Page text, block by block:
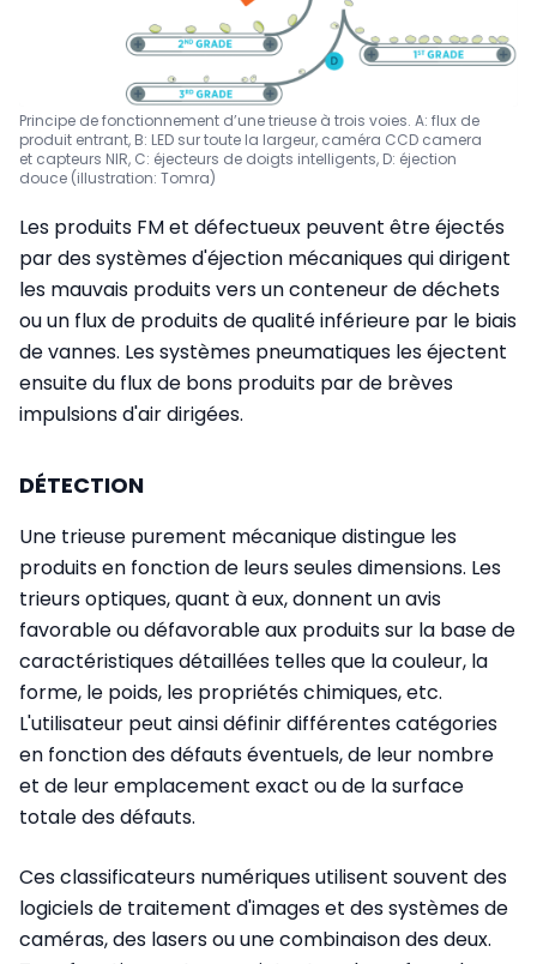
Principe de fonctionnement d’une trieuse à trois voies. A: flux de
produit entrant, B: LED sur toute la largeur, caméra CCD camera
et capteurs NIR, C: éjecteurs de doigts intelligents, D: éjection
douce (illustration: Tomra)
Les produits FM et défectueux peuvent être éjectés
par des systèmes d'éjection mécaniques qui dirigent
les mauvais produits vers un conteneur de déchets
ou un flux de produits de qualité inférieure par le biais
de vannes. Les systèmes pneumatiques les éjectent
ensuite du flux de bons produits par de brèves
impulsions d'air dirigées.
DÉTECTION
Une trieuse purement mécanique distingue les
produits en fonction de leurs seules dimensions. Les
trieurs optiques, quant à eux, donnent un avis
favorable ou défavorable aux produits sur la base de
caractéristiques détaillées telles que la couleur, la
forme, le poids, les propriétés chimiques, etc.
L'utilisateur peut ainsi définir différentes catégories
en fonction des défauts éventuels, de leur nombre
et de leur emplacement exact ou de la surface
totale des défauts.
Ces classificateurs numériques utilisent souvent des
logiciels de traitement d'images et des systèmes de
caméras, des lasers ou une combinaison des deux.